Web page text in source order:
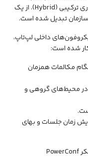
همکاری‌های جهانی و فراگیر شدن مدل‌های کاری ترکیبی (Hybrid)، از یک
سازمان تبدیل شده است.
داخلی لپ‌تاپ،
شده است:
مکالمات همزمان
در محیط‌های گروهی و
زمان جلسات و بهای